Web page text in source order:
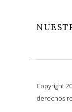
Copyright
derechos